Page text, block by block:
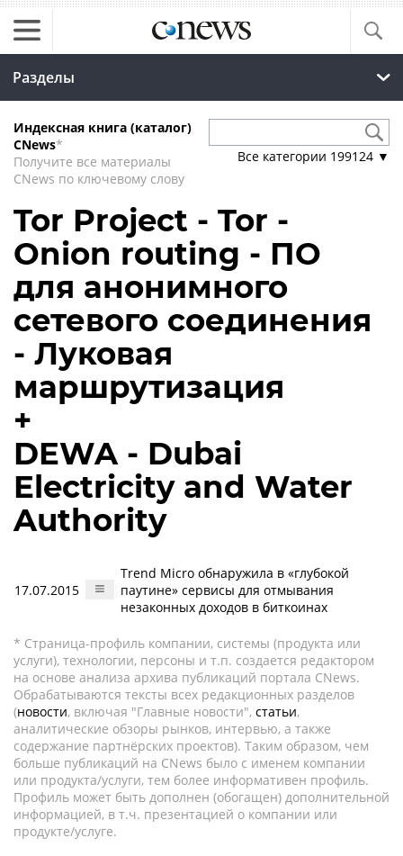
Разделы
Индексная книга (каталог)
CNews*
Получите все материалы
CNews по ключевому слову
Все категории 199124 ▼
Tor Project - Tor -
Onion routing - ПО
для анонимного
сетевого соединения
- Луковая
маршрутизация
+
DEWA - Dubai
Electricity and Water
Authority
17.07.2015
Trend Micro обнаружила в «глубокой
паутине» сервисы для отмывания
незаконных доходов в биткоинах
* Страница-профиль компании, системы (продукта или
услуги), технологии, персоны и т.п. создается редактором
на основе анализа архива публикаций портала CNews.
Обрабатываются тексты всех редакционных разделов
(новости, включая "Главные новости", статьи,
аналитические обзоры рынков, интервью, а также
содержание партнёрских проектов). Таким образом, чем
больше публикаций на CNews было с именем компании
или продукта/услуги, тем более информативен профиль.
Профиль может быть дополнен (обогащен) дополнительной
информацией, в т.ч. презентацией о компании или
продукте/услуге.